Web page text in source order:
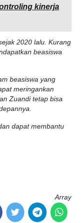
kinerja
2020 lalu. Kurang
beasiswa
beasiswa yang
meringankan
Zuandi tetap bisa
dapat membantu
Array